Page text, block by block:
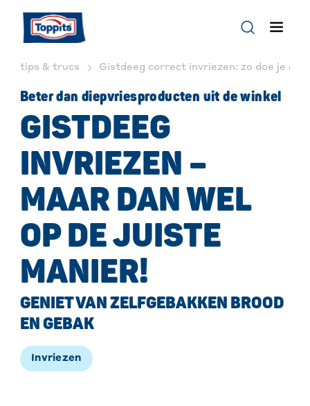
tips & trucs Gistdeeg correct invriezen: zo doe je
Beter dan diepvriesproducten uit de winkel
GISTDEEG
INVRIEZEN –
MAAR DAN WEL
OP DE JUISTE
MANIER!
GENIET VAN ZELFGEBAKKEN BROOD
EN GEBAK
Invriezen